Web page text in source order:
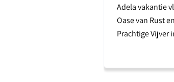
Adela vakantie
Oase van Rust
Prachtige Vijver